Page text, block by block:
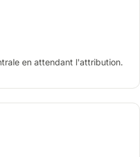
en attendant l'attribution.